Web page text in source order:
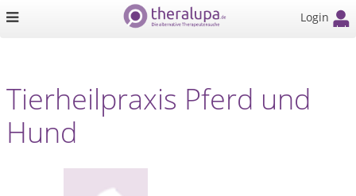
Login
Tierheilpraxis Pferd und
Hund